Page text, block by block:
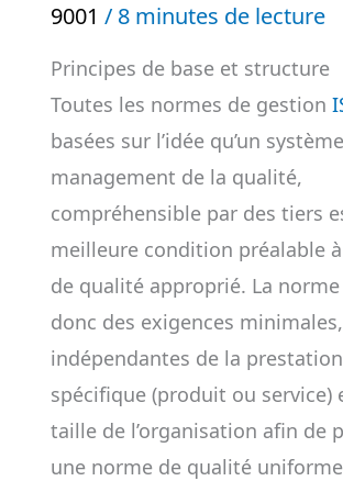
9001 / 8 minutes de lecture
Principes de base et structure
Toutes les normes de gestion
basées sur l’idée qu’un
management de la qualité,
compréhensible par des tiers
meilleure condition préalable
de qualité approprié. La
donc des exigences
indépendantes de la
spécifique (produit ou service)
taille de l’organisation afin de
une norme de qualité